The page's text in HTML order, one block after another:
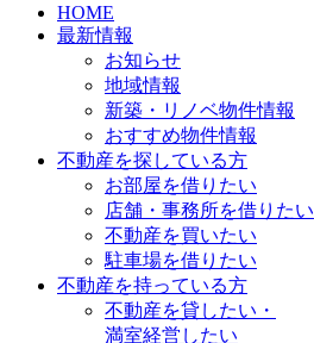
HOME
最新情報
お知らせ
地域情報
新築・リノベ物件情報
おすすめ物件情報
不動産を探している方
お部屋を借りたい
店舗・事務所を借りたい
不動産を買いたい
駐車場を借りたい
不動産を持っている方
不動産を貸したい・
満室経営したい